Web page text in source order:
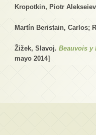
Kropotkin, Piotr
Martín Beristain, Carlos;
Žižek, Slavoj. Beauvois y
mayo 2014]